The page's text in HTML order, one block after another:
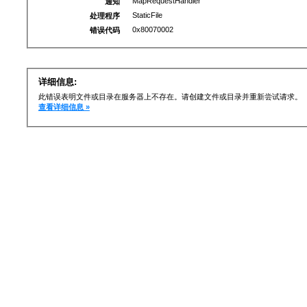
处理程序
StaticFile
错误代码
0x80070002
详细信息:
此错误表明文件或目录在服务器上不存在。请创建文件或目录并重新尝试请求。
查看详细信息 »